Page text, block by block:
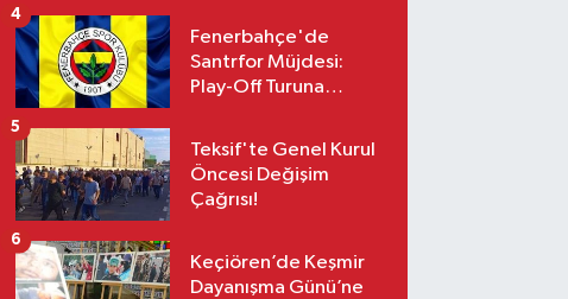
Fenerbahçe'de
Santrfor Müjdesi:
Play-Off Turuna
4
Teksif'te Genel Kurul
Öncesi Değişim
Çağrısı!
5
Keçiören’de Keşmir
Dayanışma Günü’ne
6